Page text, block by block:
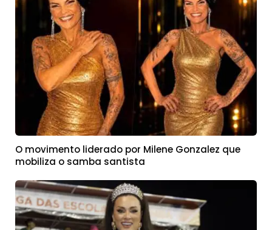
O movimento liderado por Milene Gonzalez que
mobiliza o samba santista